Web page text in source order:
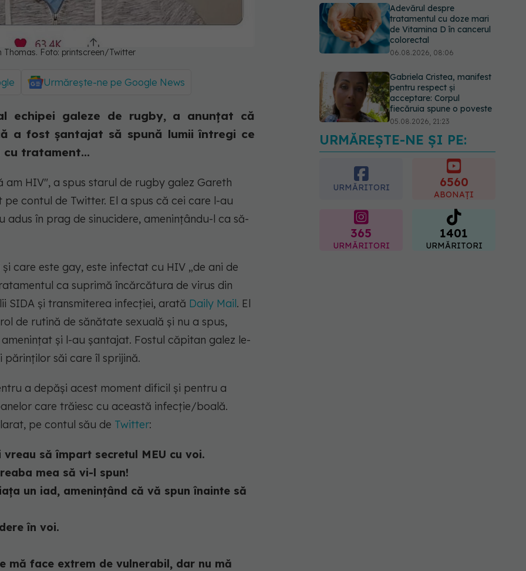
Thomas. Foto: printscreen/Twitter
Urmărește-ne pe Google News
echipei galeze de rugby, a anunțat că
a fost șantajat să spună lumii întregi ce
cu tratament...
HIV", a spus starul de rugby galez Gareth
contul de Twitter. El a spus că cei care l-au
în prag de sinucidere, amenințându-l ca să-
care este gay, este infectat cu HIV „de ani de
ca suprimă încărcătura de virus din
SIDA și transmiterea infecției, arată Daily Mail. El
de rutină de sănătate sexuală și nu a spus,
și l-au șantajat. Fostul căpitan galez le-
săi care îl sprijină.
a depăși acest moment dificil și pentru a
care trăiesc cu această infecție/boală.
pe contul său de Twitter:
să împart secretul MEU cu voi.
mea să vi-l spun!
un iad, amenințând că vă spun înainte să
în voi.
mă face extrem de vulnerabil, dar nu mă
Adevărul despre
tratamentul cu doze mari
de Vitamina D în cancerul
colorectal
06.08.2026, 08:06
Gabriela Cristea, manifest
pentru respect și
acceptare: Corpul
fiecăruia spune o poveste
05.08.2026, 21:23
Medicii de la Fundeni
demontează unul dintre
cele mai răspândite mituri
despre diabet
06.08.2026, 11:52
URMĂREȘTE-NE ȘI PE:
URMĂRITORI 6560
ABONAȚI
365
URMĂRITORI
1401
URMĂRITORI